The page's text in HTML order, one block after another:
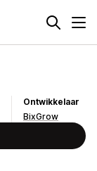
Ontwikkelaar
BixGrow